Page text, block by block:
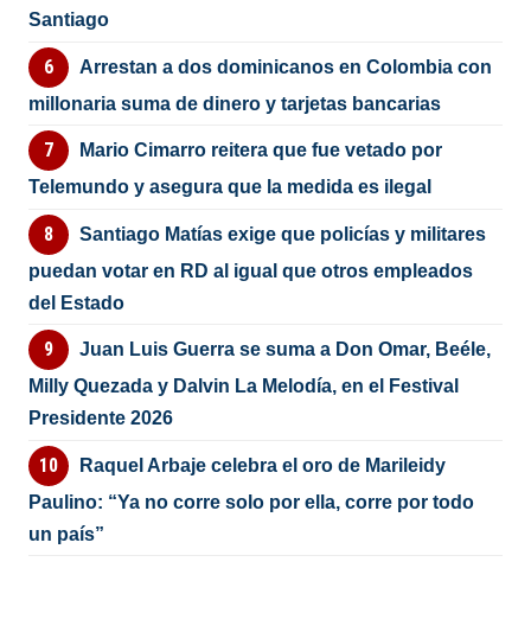
Santiago
Arrestan a dos dominicanos en Colombia con
millonaria suma de dinero y tarjetas bancarias
Mario Cimarro reitera que fue vetado por
Telemundo y asegura que la medida es ilegal
Santiago Matías exige que policías y militares
puedan votar en RD al igual que otros empleados
del Estado
Juan Luis Guerra se suma a Don Omar, Beéle,
Milly Quezada y Dalvin La Melodía, en el Festival
Presidente 2026
Raquel Arbaje celebra el oro de Marileidy
Paulino: “Ya no corre solo por ella, corre por todo
un país”